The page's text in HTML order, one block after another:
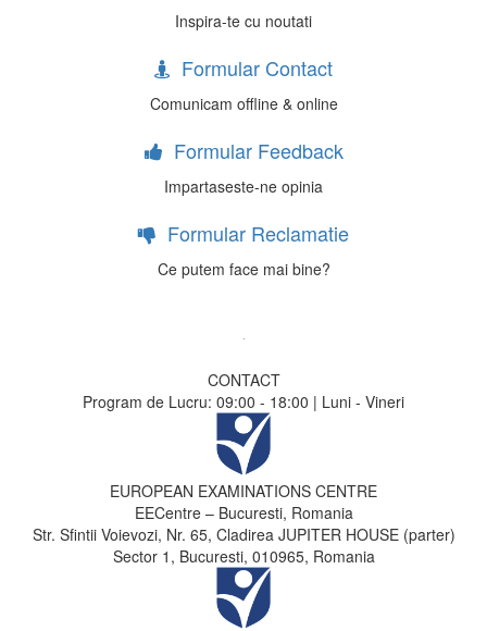
Inspira-te cu noutati
Formular Contact
Comunicam offline & online
Formular Feedback
Impartaseste-ne opinia
Formular Reclamatie
Ce putem face mai bine?
CONTACT
Program de Lucru: 09:00 - 18:00 | Luni - Vineri
EUROPEAN EXAMINATIONS CENTRE
EECentre – Bucuresti, Romania
Str. Sfintii Voievozi, Nr. 65, Cladirea JUPITER HOUSE (parter)
Sector 1, Bucuresti, 010965, Romania